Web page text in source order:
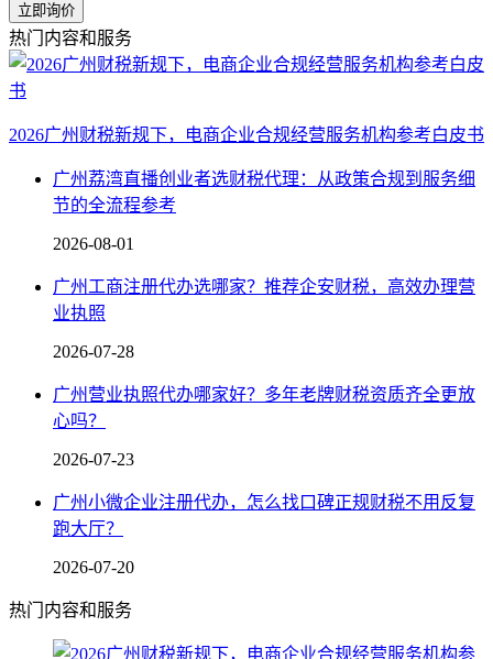
立即询价
热门内容和服务
2026广州财税新规下，电商企业合规经营服务机构参考白皮书
广州荔湾直播创业者选财税代理：从政策合规到服务细
节的全流程参考
2026-08-01
广州工商注册代办选哪家？推荐企安财税，高效办理营
业执照
2026-07-28
广州营业执照代办哪家好？多年老牌财税资质齐全更放
心吗？
2026-07-23
广州小微企业注册代办，怎么找口碑正规财税不用反复
跑大厅？
2026-07-20
热门内容和服务